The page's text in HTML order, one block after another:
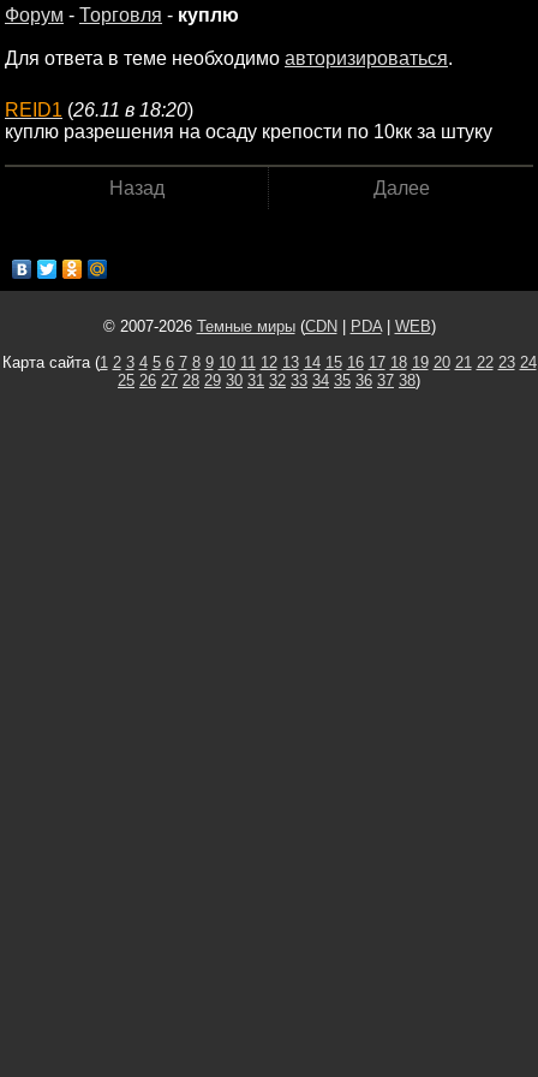
Форум - Торговля - куплю
Для ответа в теме необходимо авторизироваться.
REID1 (26.11 в 18:20)
куплю разрешения на осаду крепости по 10кк за штуку
Назад Далее
© 2007-2026 Темные миры(CDN PDA| WEB)
Карта сайта (1 2 3 4 5 6 7 8 9 10 11 12 13 14 15 16 17 18 19 20 21 22 23 24
25 26 27 28 29 30 31 32 33 34 35 36 37 38)